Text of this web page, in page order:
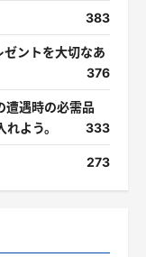
383
ントを大切なあ
376
遭遇時の必需品
よう。
333
273